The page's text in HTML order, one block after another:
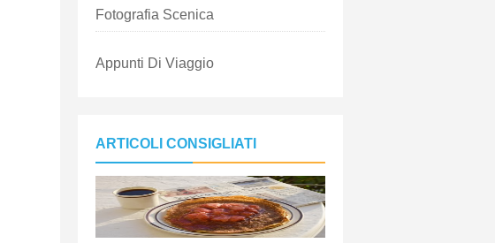
Fotografia Scenica
Appunti Di Viaggio
ARTICOLI CONSIGLIATI